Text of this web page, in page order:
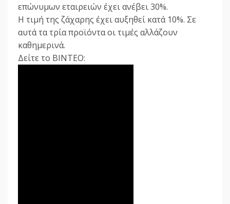
επώνυμων εταιρειών έχει ανέβει 30%.
Η τιμή της ζάχαρης έχει αυξηθεί κατά 10%. Σε
αυτά τα τρία προϊόντα οι τιμές αλλάζουν
καθημερινά.
Δείτε το ΒΙΝΤΕΟ: